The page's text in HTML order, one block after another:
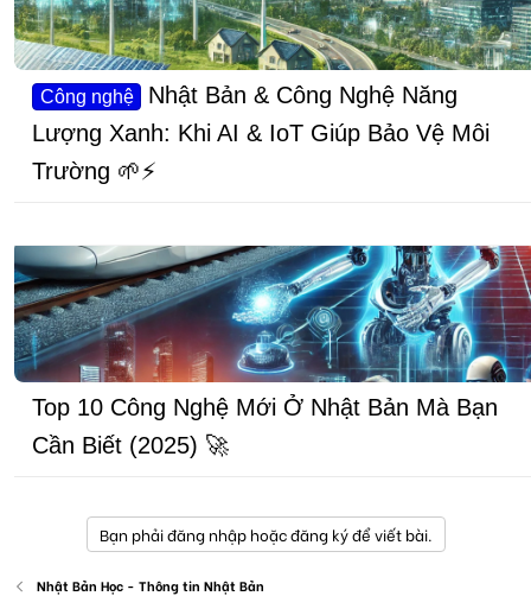
Công nghệ
Nhật Bản & Công Nghệ Năng
Lượng Xanh: Khi AI & IoT Giúp Bảo Vệ Môi
Trường 🌱⚡
Top 10 Công Nghệ Mới Ở Nhật Bản Mà Bạn
Cần Biết (2025) 🚀
Bạn phải đăng nhập hoặc đăng ký để viết bài.
Nhật Bản Học - Thông tin Nhật Bản